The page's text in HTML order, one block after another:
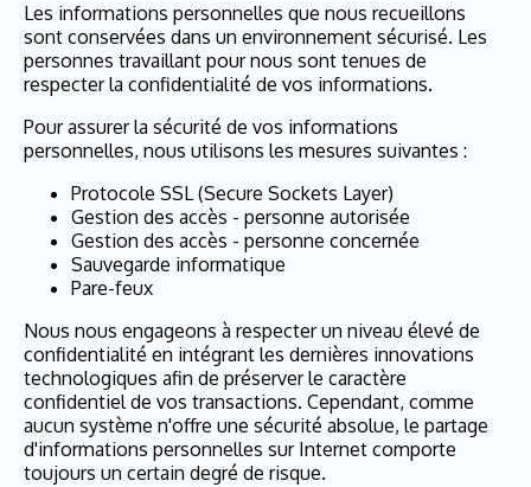
Les informations personnelles que nous recueillons
sont conservées dans un environnement sécurisé. Les
personnes travaillant pour nous sont tenues de
respecter la confidentialité de vos informations.
Pour assurer la sécurité de vos informations
personnelles, nous utilisons les mesures suivantes :
Protocole SSL (Secure Sockets Layer)
Gestion des accès - personne autorisée
Gestion des accès - personne concernée
Sauvegarde informatique
Pare-feux
Nous nous engageons à respecter un niveau élevé de
confidentialité en intégrant les dernières innovations
technologiques afin de préserver le caractère
confidentiel de vos transactions. Cependant, comme
aucun système n'offre une sécurité absolue, le partage
d'informations personnelles sur Internet comporte
toujours un certain degré de risque.